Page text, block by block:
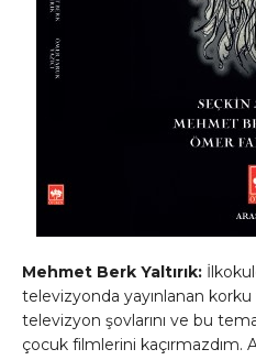
Mehmet Berk Yaltırık:
televizyonda yayınlanan korku
televizyon şovlarını ve bu
çocuk filmlerini